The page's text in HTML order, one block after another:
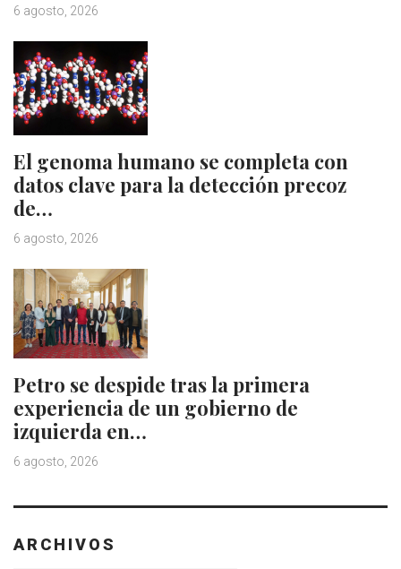
6 agosto, 2026
El genoma humano se completa con
datos clave para la detección precoz
de…
6 agosto, 2026
Petro se despide tras la primera
experiencia de un gobierno de
izquierda en…
6 agosto, 2026
ARCHIVOS